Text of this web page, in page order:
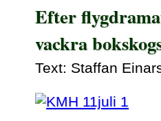
Efter
vackra
Text: Staffan